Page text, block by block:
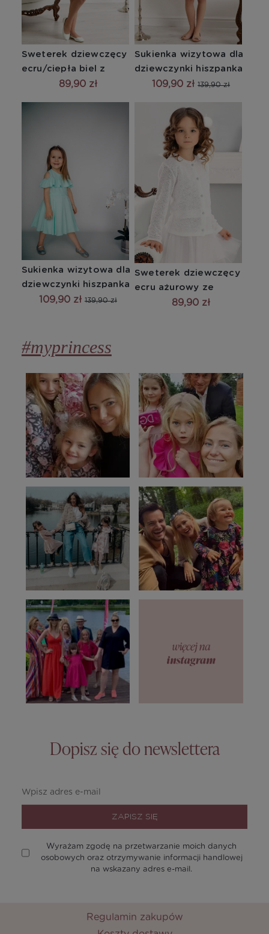
Sweterek dziewczęcy
ecru/ciepła biel z
ażurowym rękawem
89,90 zł
Sukienka wizytowa dla
dziewczynki hiszpanka
pudrowa
109,90 zł 139,90 zł
Sukienka wizytowa dla
dziewczynki hiszpanka
miętowa
109,90 zł 139,90 zł
Sweterek dziewczęcy
ecru ażurowy ze
srebrnymi guziczkami
89,90 zł
#myprincess
Dopisz się do newslettera
ZAPISZ SIĘ
Wyrażam zgodę na przetwarzanie moich danych
osobowych oraz otrzymywanie informacji handlowej
na wskazany adres e-mail.
Regulamin zakupów